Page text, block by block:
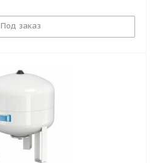
Под заказ